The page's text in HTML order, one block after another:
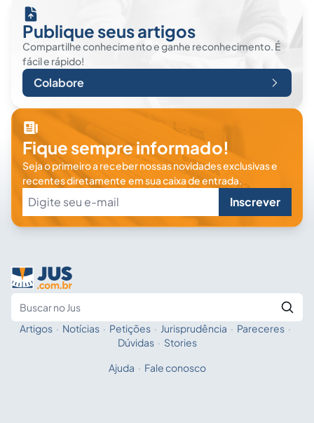
Publique seus artigos
Compartilhe conhecimento e ganhe reconhecimento. É
fácil e rápido!
Colabore
Fique sempre informado!
Seja o primeiro a receber nossas novidades exclusivas e
recentes diretamente em sua caixa de entrada.
Inscrever
Fale com a IA
Artigos · Notícias · Petições · Jurisprudência · Pareceres ·
Dúvidas · Stories
Ajuda · Fale conosco